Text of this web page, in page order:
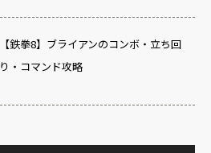
【鉄拳8】ブライアンのコンボ・立ち回
り・コマンド攻略